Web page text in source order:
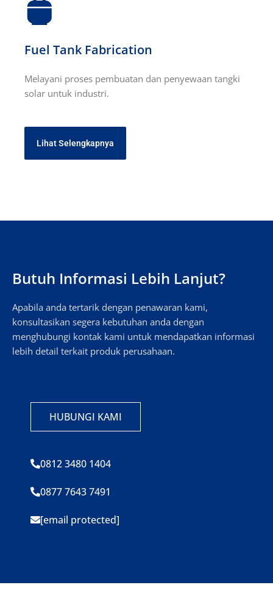
Fuel Tank Fabrication
Melayani proses pembuatan dan penyewaan tangki
solar untuk industri.
Lihat Selengkapnya
Butuh Informasi Lebih Lanjut?
Apabila anda tertarik dengan penawaran kami,
konsultasikan segera kebutuhan anda dengan
menghubungi kontak kami untuk mendapatkan informasi
lebih detail terkait produk perusahaan.
HUBUNGI KAMI
0812 3480 1404
0877 7643 7491
[email protected]